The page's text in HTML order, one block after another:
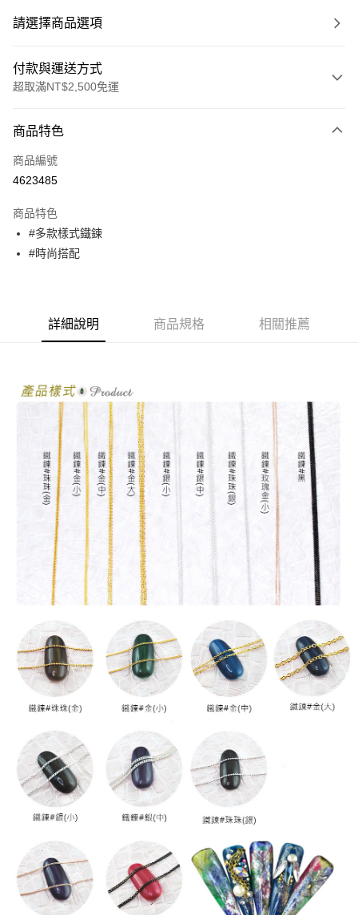
請選擇商品選項
付款與運送方式
超取滿NT$2,500免運
信用卡一次付款
信用卡分期付款
合作金庫商業銀行
華南商業銀行
上海商業儲蓄銀行
聯邦商業銀行
遠東國際商業銀行
元大商業銀行
台灣樂天信用卡公司
超商取貨付款
LINE Pay
街口支付
悠遊付
相關說明
【關於「AFTEE先享後付」】
AFTEE先享後付是「在收到商品之後才付款」的支付方式。 讓您購物簡單
便利好安心！
１．簡單：不需註冊會員、不需綁卡、不需儲值。
２．便利：只要手機號碼，簡訊認證，即可結帳。
３．安心：先確認商品／服務後，再付款。
【「AFTEE先享後付」結帳流程】
１．於結帳方式選擇「AFTEE先享後付」後，將跳轉至「AFTEE先享後付」
結帳頁面，進行簡訊認證並確認金額後，即可完成結帳。
２．訂單成立數日內，您將收到繳費通知簡訊。
３．收到繳費通知簡訊後14天內，點擊此簡訊中的連結，可透過四大超商／
ATM／網路銀行／等多元方式進行付款，方視為交易完成。
※ 請注意：結帳手續完成當下不需立刻繳費，但若您需要取消訂單，請聯絡
後付繳納相關費用。
※ 交易是否成功請以「AFTEE先享後付 」之結帳頁面顯示為準，若有關於
是否繳費成功／繳費後需取消欲退款等相關疑問，請聯繫「AFTEE先享後付
客戶支援中心」https://netprotections.freshdesk.com/support/home
【注意事項】
１．透過由恩沛科技股份有限公司提供之「AFTEE先享後付」服務完成之交
易，需依本服務之必要範圍內提供個人資料，並將交易相關給付款項請求債
權轉讓予恩沛科技股份有限公司。
２．關於個人資料處理事宜，請瀏覽以下網址：
https://aftee.tw/terms/#terms3
３．未成年的使用者請事先徵得法定代理人或監護人之同意方可使用
「AFTEE先享後付」，若未經同意申辦者引起之損失，本公司不負相關責
任。
時審查核予不同之上限額度；若仍有額度不足之情形，本公司將視審查結果
請求用戶進行身份認證。
５．嚴禁一人註冊多個帳號或使用他人資訊註冊。若發現惡意使用之情形，
恩沛科技股份有限公司將有權停止該用戶之使用額度並採取法律行動。
運送方式
全家取貨付款
每筆NT$70，滿NT$2,500(含以上)免運費
付款後全家取貨
每筆NT$70，滿NT$2,500(含以上)免運費
7-11取貨付款
付款後7-11取貨
每筆NT$70，滿NT$2,500(含以上)免運費
宅配 (可指定時間)
每筆NT$100，滿NT$2,500(含以上)免運費
郵局郵寄
每筆NT$100，滿NT$2,500(含以上)免運費
商品特色
商品編號
4623485
商品特色
#多款樣式鐵鍊
#時尚搭配
詳細說明 商品規格 相關推薦